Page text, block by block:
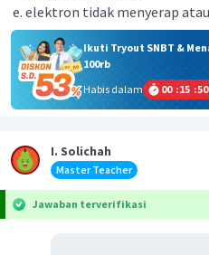
elektron tidak menyerap
Ikuti Tryout SNBT &
100rb
Habis dalam
00 :15 :50
I. Solichah
Master Teacher
Jawaban terverifikasi